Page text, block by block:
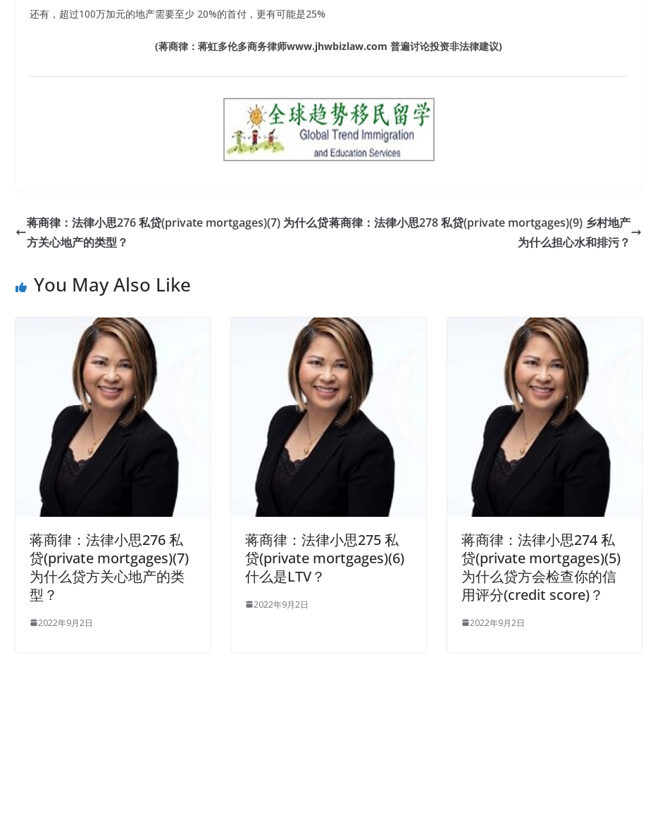
还有，超过100万加元的地产需要至少 20%的首付，更有可能是25%
(蒋商律：蒋虹多伦多商务律师www.jhwbizlaw.com 普遍讨论投资非法律建议)
蒋商律：法律小思276 私贷(private mortgages)(7) 为什么贷
方关心地产的类型？
蒋商律：法律小思278 私贷(private mortgages)(9) 乡村地产
为什么担心水和排污？
You May Also Like
蒋商律：法律小思276 私
贷(private mortgages)(7)
为什么贷方关心地产的类
型？
2022年9月2日
蒋商律：法律小思275 私
贷(private mortgages)(6)
什么是LTV？
2022年9月2日
蒋商律：法律小思274 私
贷(private mortgages)(5)
为什么贷方会检查你的信
用评分(credit score)？
2022年9月2日